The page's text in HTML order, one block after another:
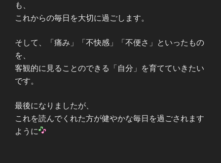
も、
これからの毎日を大切に過ごします。
そして、「痛み」「不快感」「不便さ」といったもの
を、
客観的に見ることのできる「自分」を育てていきたい
です。
最後になりましたが、
これを読んでくれた方が健やかな毎日を過ごされます
ように